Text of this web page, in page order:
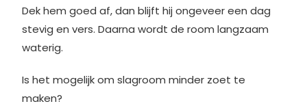
Dek hem goed af, dan blijft hij ongeveer een dag
stevig en vers. Daarna wordt de room langzaam
waterig.
Is het mogelijk om slagroom minder zoet te
maken?